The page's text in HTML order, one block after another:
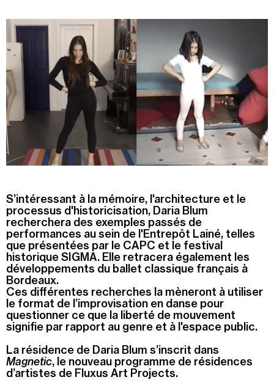
Pollen
Cool Kids Space
Trevor Yeung, "Jardin des neuf soleils"
Blackground : murmures des mornes
Alexandra Bircken, SomaSemaSoma
15h00-16h00
Visite "Jardin des neuf soleils" de Trevor Yeung
Dimanche 09 août
15h00-16h00
Visite de "Blackground : murmures des mornes"
Mercredi 12 août
14h30
- 15h30
Visite ludique "Jardin des neufs soleils". Pour les 4
- 6 ans
16h30-17h30
S’intéressant à la mémoire, l'architecture et le
processus d'historicisation, Daria Blum
recherchera des exemples passés de
performances au sein de l'Entrepôt Lainé, telles
que présentées par le CAPC et le festival
historique SIGMA. Elle retracera également les
développements du ballet classique français à
Bordeaux.
Ces différentes recherches la mèneront à utiliser
le format de l’improvisation en danse pour
questionner ce que la liberté de mouvement
signifie par rapport au genre et à l'espace public.
La résidence de Daria Blum s’inscrit dans
Magnetic, le nouveau programme de résidences
d’artistes de Fluxus Art Projects.